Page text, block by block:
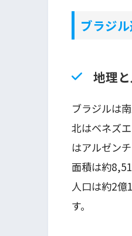
ブラジ
地理
ブラジルは
北はベネズ
はアルゼン
面積は約
人口は約2
す。